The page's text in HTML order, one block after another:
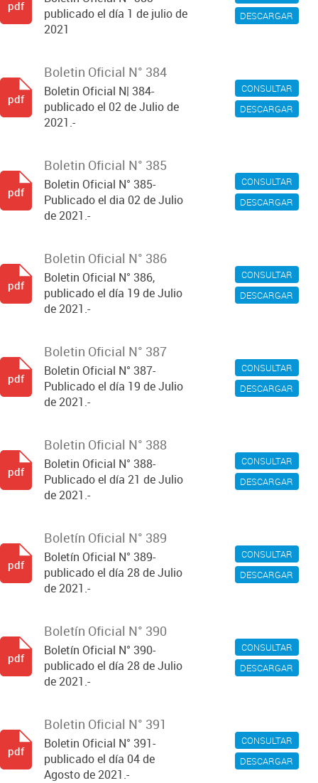
DESCARGAR
publicado el día 1 de julio de
2021
pdf
CONSULTAR
DESCARGAR
Boletin Oficial N° 384
Boletin Oficial N| 384-
publicado el 02 de Julio de
2021.-
pdf
CONSULTAR
DESCARGAR
Boletin Oficial N° 385
Boletin Oficial N° 385-
Publicado el dia 02 de Julio
de 2021.-
pdf
CONSULTAR
DESCARGAR
Boletin Oficial N° 386
Boletin Oficial N° 386,
publicado el día 19 de Julio
de 2021.-
pdf
CONSULTAR
DESCARGAR
Boletin Oficial N° 387
Boletin Oficial N° 387-
Publicado el día 19 de Julio
de 2021.-
pdf
CONSULTAR
DESCARGAR
Boletin Oficial N° 388
Boletin Oficial N° 388-
Publicado el día 21 de Julio
de 2021.-
pdf
CONSULTAR
DESCARGAR
Boletín Oficial N° 389
Boletín Oficial N° 389-
publicado el día 28 de Julio
de 2021.-
pdf
CONSULTAR
DESCARGAR
Boletín Oficial N° 390
Boletín Oficial N° 390-
publicado el día 28 de Julio
de 2021.-
pdf
CONSULTAR
DESCARGAR
Boletin Oficial N° 391
Boletin Oficial N° 391-
publicado el día 04 de
Agosto de 2021.-
pdf